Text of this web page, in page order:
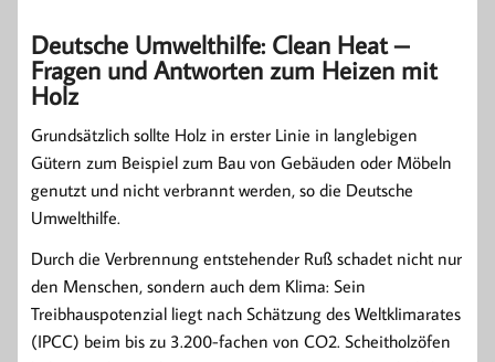
Deutsche Umwelthilfe: Clean Heat –
Fragen und Antworten zum Heizen mit
Holz
Grundsätzlich sollte Holz in erster Linie in langlebigen
Gütern zum Beispiel zum Bau von Gebäuden oder Möbeln
genutzt und nicht verbrannt werden, so die Deutsche
Umwelthilfe.
Durch die Verbrennung entstehender Ruß schadet nicht nur
den Menschen, sondern auch dem Klima: Sein
Treibhauspotenzial liegt nach Schätzung des Weltklimarates
(IPCC) beim bis zu 3.200-fachen von CO2. Scheitholzöfen